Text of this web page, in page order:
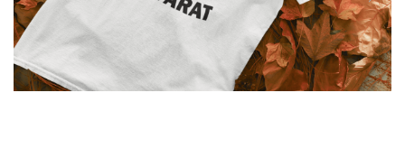
Puzzle personalizat
Rame foto personalizate
Plachete personalizate
evenimente
Tavita de mot
Umerase Personalizate
Pahare personalizate